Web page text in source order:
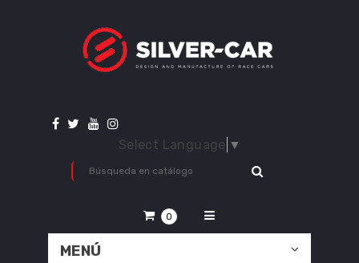
Select Language ▼
0
MENÚ